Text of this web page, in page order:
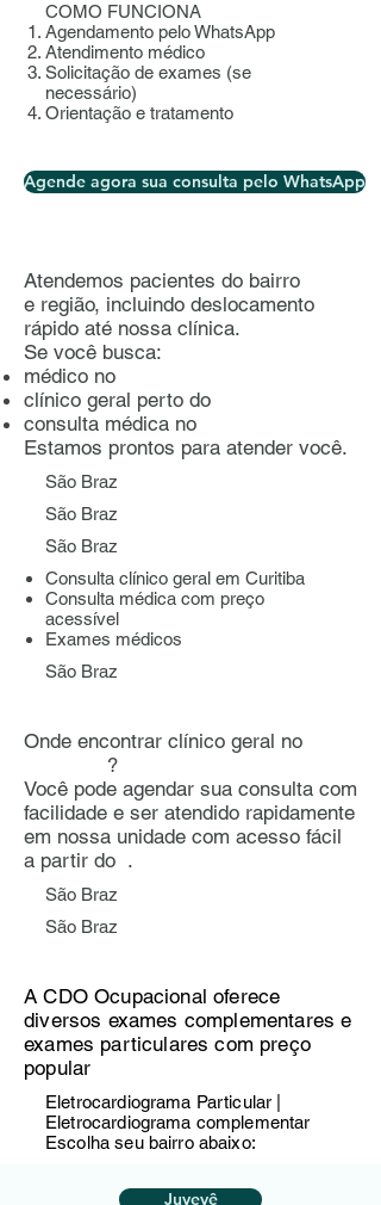
COMO FUNCIONA
Agendamento pelo WhatsApp
Atendimento médico
Solicitação de exames (se
necessário)
Orientação e tratamento
Agende agora sua consulta pelo WhatsApp
Atendemos pacientes do bairro
e região, incluindo deslocamento
rápido até nossa clínica.
Se você busca:
médico no
clínico geral perto do
consulta médica no
Estamos prontos para atender você.
São Braz
São Braz
São Braz
Consulta clínico geral em Curitiba
Consulta médica com preço
acessível
Exames médicos
São Braz
Onde encontrar clínico geral no
?
Você pode agendar sua consulta com
facilidade e ser atendido rapidamente
em nossa unidade com acesso fácil
a partir do .
São Braz
São Braz
A CDO Ocupacional oferece
diversos exames complementares e
exames particulares com preço
popular
Eletrocardiograma Particular |
Eletrocardiograma complementar
Escolha seu bairro abaixo:
Juvevê